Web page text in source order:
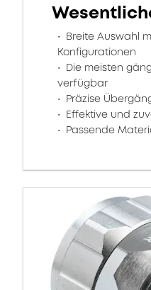
Breite Auswahl
Konfigurationen
Die meisten
verfügbar
Präzise
Effektive und
Passende